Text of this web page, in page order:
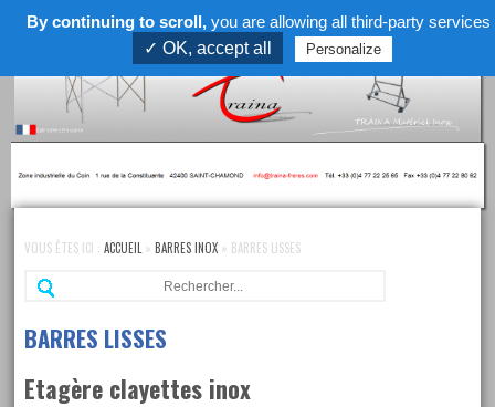
Menu
to
Skip
content
VOUS ÊTES ICI :ACCUEIL »BARRES INOX » BARRES LISSES
BARRES LISSES
Etagère clayettes inox
By continuing to scroll, you are allowing all third-party services
✓ OK, accept all
Personalize